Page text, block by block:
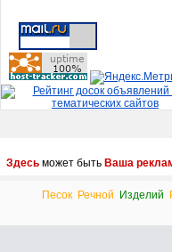
Здесь может быть Ваша
Песок Речной Изделий